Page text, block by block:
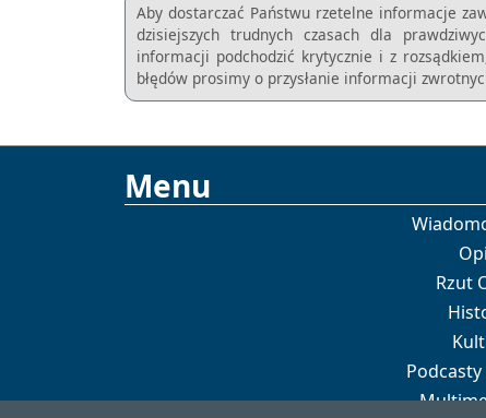
Aby dostarczać Państwu rzetelne informacje
dzisiejszych trudnych czasach dla
informacji podchodzić krytycznie i z
błędów prosimy o przysłanie informacji
Menu
Rzut
Podcasty